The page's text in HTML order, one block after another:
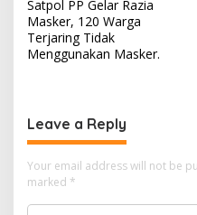
navigation
Satpol PP Gelar Razia
Masker, 120 Warga
Terjaring Tidak
Menggunakan Masker.
Leave a Reply
Your email address will not be
marked *